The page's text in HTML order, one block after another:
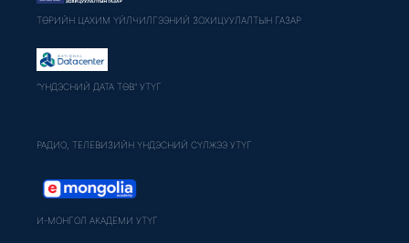
ТӨРИЙН ЦАХИМ ҮЙЛЧИЛГЭЭНИЙ ЗОХИЦУУЛАЛТЫН ГАЗАР
"ҮНДЭСНИЙ ДАТА ТӨВ" УТҮГ
РАДИО, ТЕЛЕВИЗИЙН ҮНДЭСНИЙ СҮЛЖЭЭ УТҮГ
И-МОНГОЛ АКАДЕМИ УТҮГ